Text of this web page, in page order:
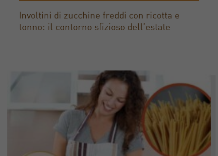
Involtini di zucchine freddi con ricotta e
tonno: il contorno sfizioso dell’estate